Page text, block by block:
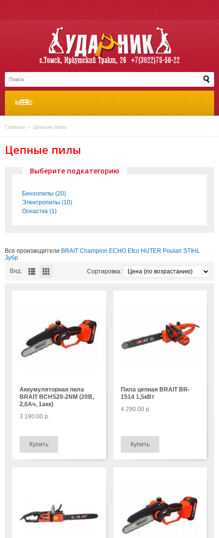
МЕНЮ
Главная » Цепные пилы
Цепные пилы
Выберите подкатегорию
Бензопилы (20)
Электропилы (10)
Оснастка (1)
Все производители BRAIT Champion ECHO Efco HUTER Poulan STIHL
Зубр
Вид:
Сортировка:
Аккумуляторная пила
BRAIT BCHS20-2NM (20B,
2,0Ач, 1акк)
3 190.00 р.
Пила цепная BRAIT BR-
1514 1,5кВт
4 290.00 р.